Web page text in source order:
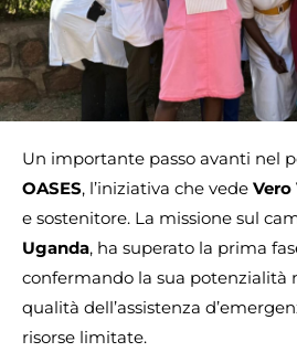
Un importante passo avanti nel
OASES, l’iniziativa che vede Vero
e sostenitore. La missione sul
Uganda, ha superato la prima
confermando la sua potenzialità
qualità dell’assistenza
risorse limitate.